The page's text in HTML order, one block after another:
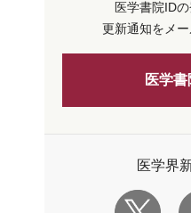
医学書院IDの
更新通知をメー
医学
医学界